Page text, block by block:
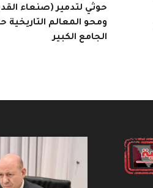
حوثي لتدمير (صنعاء
ومحو المعالم التاريخية
الجامع الكبير